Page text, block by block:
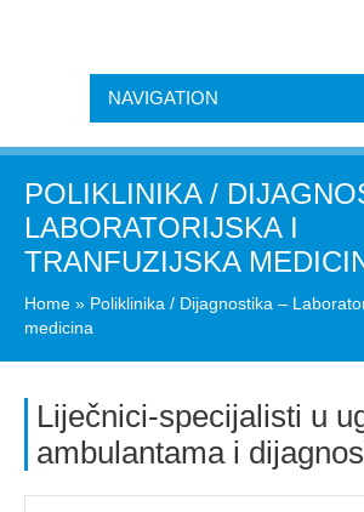
NAVIGATION
POLIKLINIKA /
LABORATORIJSKA I
TRANFUZIJSKA
Home » Poliklinika / Dijagnostika –
medicina
Liječnici-specijalisti u
ambulantama i